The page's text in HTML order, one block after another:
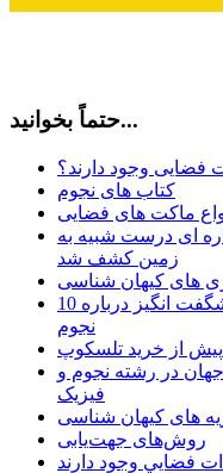
حتماً بخوانید...
فضایی وجود دارند؟
کتاب های نجوم
ماکت های فضایی
ای درست شبیه به
زمین کشف شد
های کیهان شناسی
10 واقعیت عجیب و شگفت انگیز درباره
نجوم
از خرید تلسکوپ
جهان در رشته نجوم و
فیزیک
های کیهان شناسی
روش‌های جهت‌یابی